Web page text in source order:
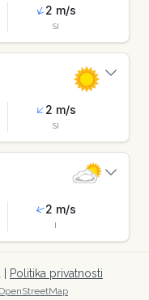
2 m/s
SI
2 m/s
SI
2 m/s
I
Politika privatnosti